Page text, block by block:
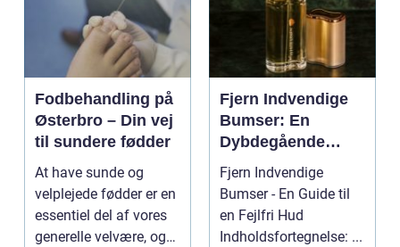
Fodbehandling på
Østerbro – Din vej
til sundere fødder
At have sunde og
velplejede fødder er en
essentiel del af vores
generelle velvære, og
Fjern Indvendige
Bumser: En
Dybdegående
Oversigt til
Skønheds- og
Kosmetikforbruger
e
Fjern Indvendige
Bumser - En Guide til
en Fejlfri Hud
Indholdsfortegnelse: ...